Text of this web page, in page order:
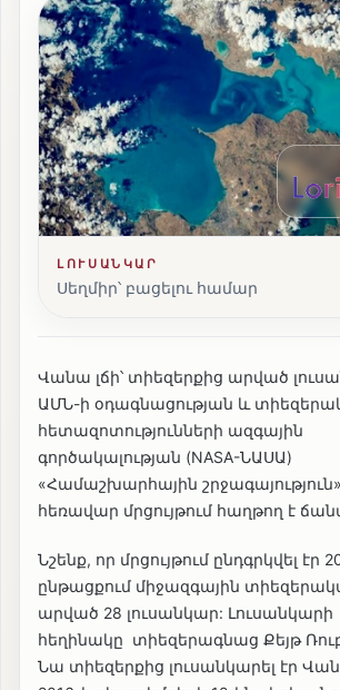
ԼՈՒՍԱՆԿԱՐ
Սեղմիր՝ բացելու համար
Վանա լճի՝ տիեզերքից արված
ԱՄՆ-ի օդագնացության և
հետազոտությունների ազգային
գործակալության (NASA-ՆԱՍԱ)
«Համաշխարհային շրջագայություն»
հեռավար մրցույթում հաղթող է
Նշենք, որ մրցույթում ընդգրկվել էր
ընթացքում միջազգային
արված 28 լուսանկար: Լուսանկարի
հեղինակը տիեզերագնաց Քեյթ
Նա տիեզերքից լուսանկարել էր